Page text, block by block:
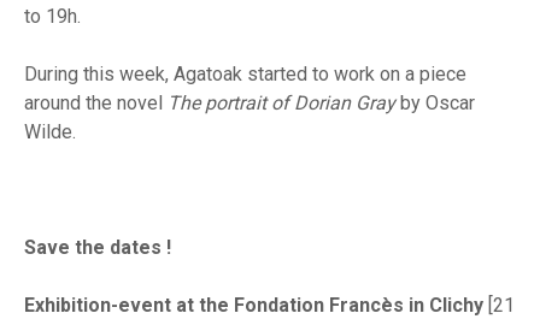
to 19h.
During this week, Agatoak started to work on a piece
around the novel The portrait of Dorian Grayby Oscar
Wilde.
Save the dates !
Exhibition-event at the Fondation Francès in Clichy [21